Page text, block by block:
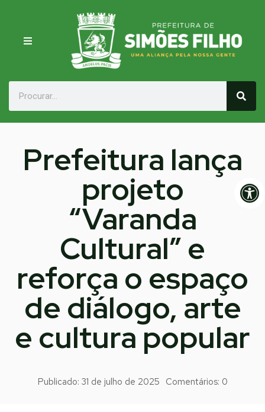
Prefeitura lança
projeto
“Varanda
Cultural” e
reforça o espaço
de diálogo, arte
e cultura popular
Publicado: 31 de julho de 2025 Comentários: 0